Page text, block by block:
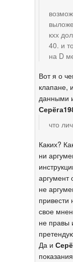
кхх
40. и
на D
Вот я о
клапане,
данными
что
Каких?
ни
аргумент
не
свое
не правы
Да и